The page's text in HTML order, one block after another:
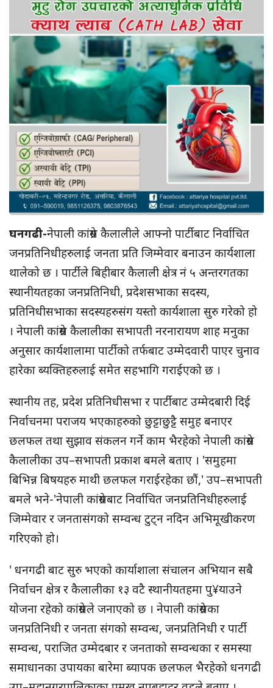
घनगढी-नेपाली कांग्रेस कैलालीले आफ्नो पार्टीबाट निर्वाचित
जनप्रतिनिधीहरुलाई जनता प्रति जिम्मेवार बनाउन कार्यशाला
थालेको छ । पार्टीले बिहीबार कैलाली क्षेत्र नं ५ अन्तरगतका
स्थानीयतहका जनप्रतिनिधी, प्रदेशसभाका सदस्य,
प्रतिनिधीसभाका सदस्यहरुसंग यस्तो कार्यशाला सुरु गरेको हो
। नेपाली कांग्रेस कैलालीका सभापती नरनारायण शाह मनुका
अनुसार कार्यशालामा पार्टीको तर्फबाट उम्मेदवारी पाएर चुनाव
हारेका ब्यक्तिहरुलाई समेत सहभागि गराईएको छ ।
स्थानीय तह, प्रदेश प्रतिनिधीसभा र पार्टीबाट उम्मेदबारी दिई
निर्वाचनमा पराजय भएकाहरुको छुट्टाछुट्टै समुह बनाएर
छलफल तथा सुझाव संकलन गर्ने काम भैरहेको नेपाली कांग्रेस
कैलालीका उप–सभापती प्रकाश बमले बताए । 'समुहमा
बिभिन्न बिषयहरु माथी छलफल गराईरहेका छौं,' उप–सभापती
बमले भने-'नेपाली कांग्रेसबाट निर्वाचित जनप्रतिनिधीहरुलाई
जिम्मेवार र जनतासंगको सम्वन्ध टुट्न नदिन अभिमूखीकरण
गरिएको हो।
' धनगढी बाट सुरु भएको कार्याशाला संचालन अभियान सबै
निर्वाचन क्षेत्र र कैलालीका १३ वटै स्थानीयतहमा पु¥याउने
योजना रहेको कांग्रेसले जनाएको छ । नेपाली कांग्रेसका
जनप्रतिनिधी र जनता संगको सम्वन्ध, जनप्रतिनिधी र पार्टी
सम्वन्ध, पराजित उम्मेदबार र जनताको सम्वन्धका र समस्या
समाधानका उपायका बारेमा ब्यापक छलफल भैरहेको धनगढी